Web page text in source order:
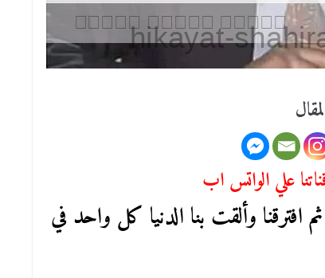
علي الواتس اب
افترقنا وألقت بنا الدنيا كل واحد في